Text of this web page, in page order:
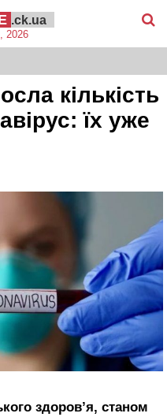
.ck.ua
2026
кількість
їх уже
здоров’я, станом